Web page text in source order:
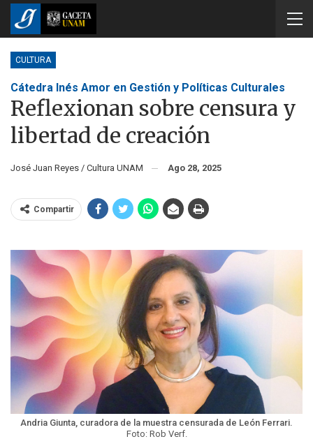
CULTURA
Cátedra Inés Amor en Gestión y Políticas Culturales
Reflexionan sobre censura y
libertad de creación
José Juan Reyes / Cultura UNAM Ago 28, 2025
Compartir
Andria Giunta, curadora de la muestra censurada de León Ferrari.
Foto: Rob Verf.